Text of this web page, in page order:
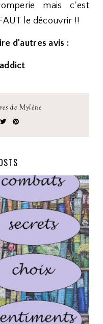
mais c'est
le découvrir !!
d'autres avis :
de Mylène